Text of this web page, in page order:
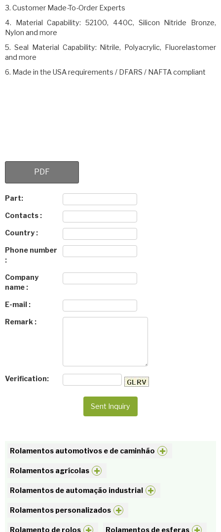
3. Customer Made-To-Order Experts
4. Material Capability: 52100, 440C, Silicon Nitride Bronze,
Nylon and more
5. Seal Material Capability: Nitrile, Polyacrylic, Fluorelastomer
and more
6. Made in the USA requirements / DFARS / NAFTA compliant
PDF
Part:
Contacts :
Country :
Phone number
:
Company
name :
E-mail :
Remark :
Verification:
Rolamentos automotivos e de caminhão
Rolamentos agrícolas
Rolamentos de automação industrial
Rolamentos personalizados
Rolamento de rolos Rolamentos de esferas